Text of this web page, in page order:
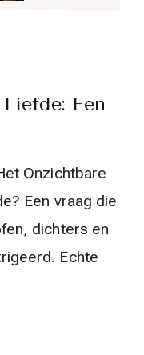
Een
Onzichtbare
Een vraag die
dichters en
Echte